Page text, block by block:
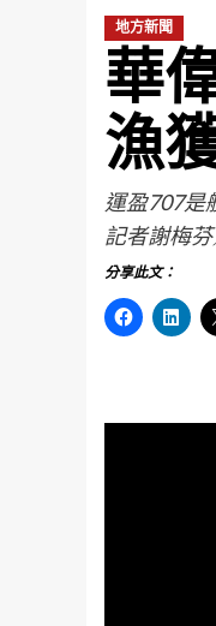
地方新聞
華
漁
運盈707是
記者謝梅
分享此文：